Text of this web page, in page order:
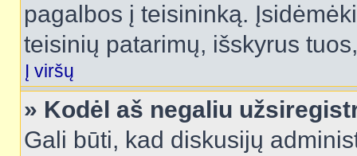
pagalbos į teisininką.
teisinių patarimų, išskyrus
Į viršų
» Kodėl aš negaliu
Gali būti, kad diskusijų